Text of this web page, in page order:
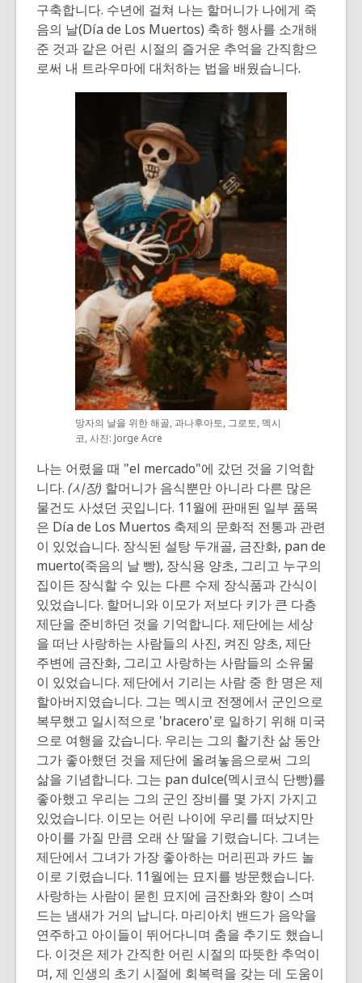
구축합니다. 수년에 걸쳐 나는 할머니가 나에게 죽
음의 날(Día de Los Muertos) 축하 행사를 소개해
준 것과 같은 어린 시절의 즐거운 추억을 간직함으
로써 내 트라우마에 대처하는 법을 배웠습니다.
망자의 날을 위한 해골, 과나후아토, 그로토, 멕시
코, 사진: Jorge Acre
나는 어렸을 때 "el mercado"에 갔던 것을 기억합
니다. (시장) 할머니가 음식뿐만 아니라 다른 많은
물건도 사셨던 곳입니다. 11월에 판매된 일부 품목
은 Día de Los Muertos 축제의 문화적 전통과 관련
이 있었습니다. 장식된 설탕 두개골, 금잔화, pan de
muerto(죽음의 날 빵), 장식용 양초, 그리고 누구의
집이든 장식할 수 있는 다른 수제 장식품과 간식이
있었습니다. 할머니와 이모가 저보다 키가 큰 다층
제단을 준비하던 것을 기억합니다. 제단에는 세상
을 떠난 사랑하는 사람들의 사진, 켜진 양초, 제단
주변에 금잔화, 그리고 사랑하는 사람들의 소유물
이 있었습니다. 제단에서 기리는 사람 중 한 명은 제
할아버지였습니다. 그는 멕시코 전쟁에서 군인으로
복무했고 일시적으로 'bracero'로 일하기 위해 미국
으로 여행을 갔습니다. 우리는 그의 활기찬 삶 동안
그가 좋아했던 것을 제단에 올려놓음으로써 그의
삶을 기념합니다. 그는 pan dulce(멕시코식 단빵)를
좋아했고 우리는 그의 군인 장비를 몇 가지 가지고
있었습니다. 이모는 어린 나이에 우리를 떠났지만
아이를 가질 만큼 오래 산 딸을 기렸습니다. 그녀는
제단에서 그녀가 가장 좋아하는 머리핀과 카드 놀
이로 기렸습니다. 11월에는 묘지를 방문했습니다.
사랑하는 사람이 묻힌 묘지에 금잔화와 향이 스며
드는 냄새가 거의 납니다. 마리아치 밴드가 음악을
연주하고 아이들이 뛰어다니며 춤을 추기도 했습니
다. 이것은 제가 간직한 어린 시절의 따뜻한 추억이
며, 제 인생의 초기 시절에 회복력을 갖는 데 도움이